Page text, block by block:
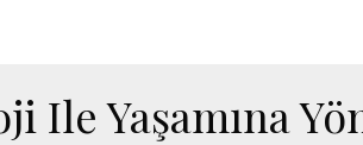
Ile Yaşamına